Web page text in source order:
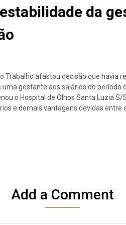
da
Trabalho afastou decisão que havia
gestante aos salários do período
o Hospital de Olhos Santa Luzia S/
e demais vantagens devidas entre
Add a Comment